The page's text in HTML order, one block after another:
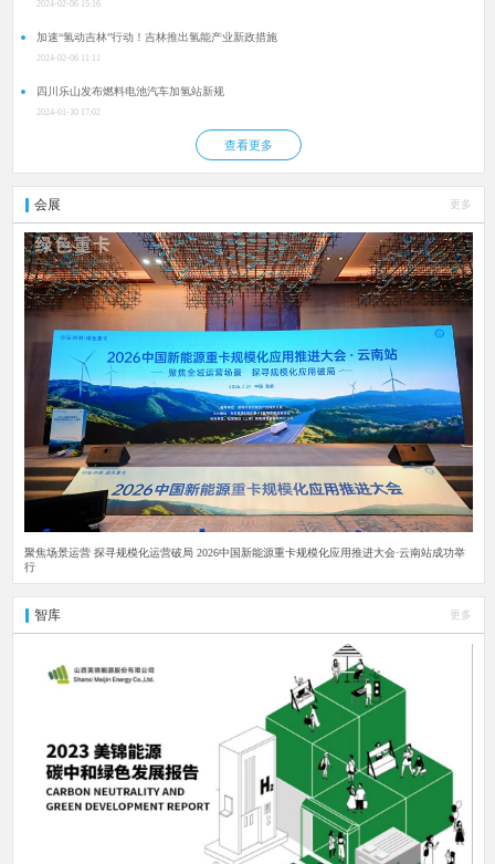
2024-02-06 15:16
加速“氢动吉林”行动！吉林推出氢能产业新政措施
2024-02-06 11:11
四川乐山发布燃料电池汽车加氢站新规
2024-01-30 17:02
查看更多
会展 更多
聚焦场景运营 探寻规模化运营破局 2026中国新能源重卡规模化应用推进大会·云南站成功举
行
智库 更多